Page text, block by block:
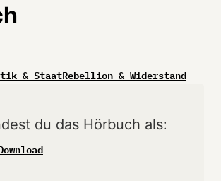
& StaatRebellion & Widerstand
du das Hörbuch als: